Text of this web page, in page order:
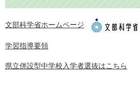
文部科学省ホームページ
学習指導要領
県立併設型中学校入学者選抜はこちら